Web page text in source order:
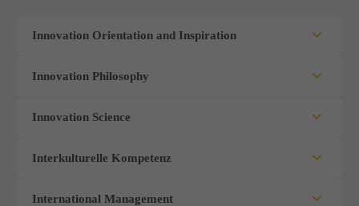
Innovation Orientation and Inspiration
Innovation Philosophy
Innovation Science
Interkulturelle Kompetenz
International Management